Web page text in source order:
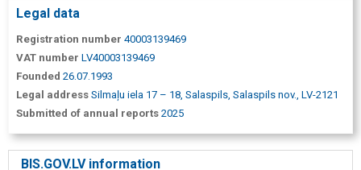
Legal data
Registration number 40003139469
VAT number LV40003139469
Founded 26.07.1993
Legal address Silmaļu iela 17 – 18, Salaspils, Salaspils nov., LV-2121
Submitted of annual reports 2025
BIS.GOV.LV information